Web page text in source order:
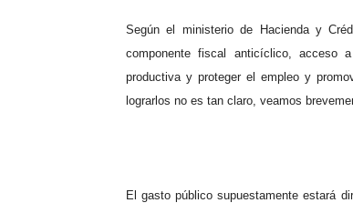
Según el ministerio de Hacienda y
componente fiscal anticíclico, acceso
productiva y proteger el empleo y
lograrlos no es tan claro, veamos
El gasto público supuestamente estará